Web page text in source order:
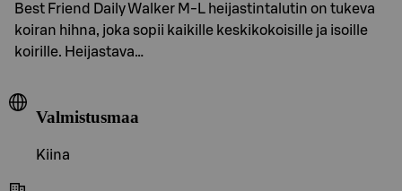
Best Friend Daily Walker M-L heijastintalutin on tukeva
koiran hihna, joka sopii kaikille keskikokoisille ja isoille
koirille. Heijastava…
Valmistusmaa
Kiina